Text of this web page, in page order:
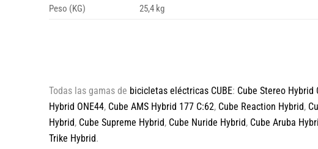
Peso (KG)
25,4 kg
Todas las gamas de bicicletas eléctricas CUBE: Cube Stereo Hybrid
Hybrid ONE44, Cube AMS Hybrid 177 C:62, Cube Reaction Hybrid,
Hybrid, Cube Supreme Hybrid, Cube Nuride Hybrid, Cube Aruba
Trike Hybrid.